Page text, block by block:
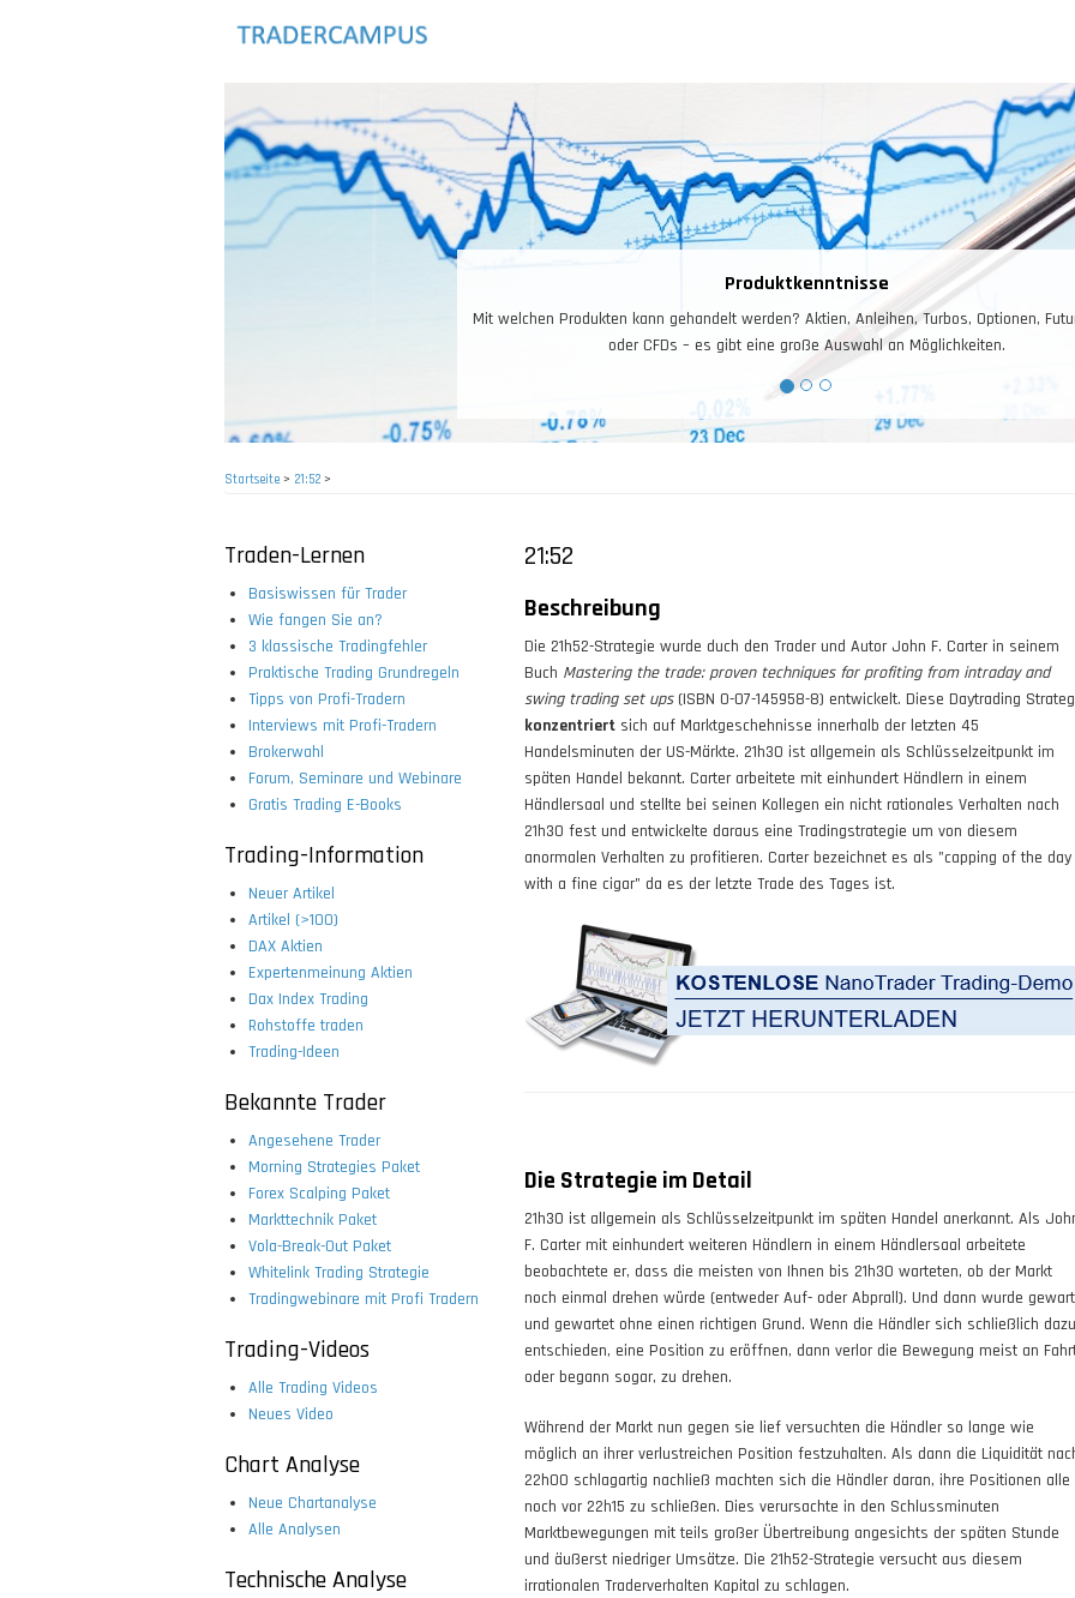
Risiko – und Moneymanagement
Das Risiko- und Moneymanagement ist für das Trading entscheidend. Ihr
Arbeitskapital, dieses gilt es zuerst zu schützen, und dann zu vermehren.
Startseite> 21:52 >
Traden-Lernen
Basiswissen für Trader
Wie fangen Sie an?
3 klassische Tradingfehler
Praktische Trading Grundregeln
Tipps von Profi-Tradern
Interviews mit Profi-Tradern
Brokerwahl
Forum, Seminare und Webinare
Gratis Trading E-Books
Trading-Information
Neuer Artikel
Artikel (>100)
DAX Aktien
Expertenmeinung Aktien
Dax Index Trading
Rohstoffe traden
Trading-Ideen
Bekannte Trader
Angesehene Trader
Morning Strategies Paket
Forex Scalping Paket
Markttechnik Paket
Vola-Break-Out Paket
Whitelink Trading Strategie
Tradingwebinare mit Profi Tradern
Trading-Videos
Alle Trading Videos
Neues Video
Chart Analyse
Neue Chartanalyse
Alle Analysen
Technische Analyse
21:52
Beschreibung
Die 21h52-Strategie wurde duch den Trader und Autor John F. Carter in seinem
Buch Mastering the trade: proven techniques for profiting from intraday and
swing trading set ups(ISBN 0-07-145958-8) entwickelt. Diese Daytrading
konzentriert sich auf Marktgeschehnisse innerhalb der letzten 45
Handelsminuten der US-Märkte. 21h30 ist allgemein als Schlüsselzeitpunkt im
späten Handel bekannt. Carter arbeitete mit einhundert Händlern in einem
Händlersaal und stellte bei seinen Kollegen ein nicht rationales Verhalten nach
21h30 fest und entwickelte daraus eine Tradingstrategie um von diesem
anormalen Verhalten zu profitieren. Carter bezeichnet es als "capping of the day
with a fine cigar" da es der letzte Trade des Tages ist.
Die Strategie im Detail
21h30 ist allgemein als Schlüsselzeitpunkt im späten Handel anerkannt. Als
F. Carter mit einhundert weiteren Händlern in einem Händlersaal arbeitete
beobachtete er, dass die meisten von Ihnen bis 21h30 warteten, ob der Markt
noch einmal drehen würde (entweder Auf- oder Abprall). Und dann wurde
und gewartet ohne einen richtigen Grund. Wenn die Händler sich schließlich dazu
entschieden, eine Position zu eröffnen, dann verlor die Bewegung meist an
oder begann sogar, zu drehen.
Während der Markt nun gegen sie lief versuchten die Händler so lange wie
möglich an ihrer verlustreichen Position festzuhalten. Als dann die Liquidität
22h00 schlagartig nachließ machten sich die Händler daran, ihre Positionen alle
noch vor 22h15 zu schließen. Dies verursachte in den Schlussminuten
Marktbewegungen mit teils großer Übertreibung angesichts der späten Stunde
und äußerst niedriger Umsätze. Die 21h52-Strategie versucht aus diesem
irrationalen Traderverhalten Kapital zu schlagen.